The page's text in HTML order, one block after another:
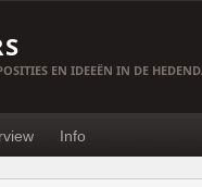
EN IDEEËN IN DE
Info